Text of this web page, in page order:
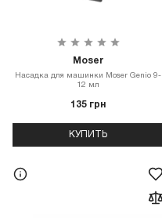
Moser
Насадка для машинки Moser Genio 9-
12 мл
135 грн
КУПИТЬ